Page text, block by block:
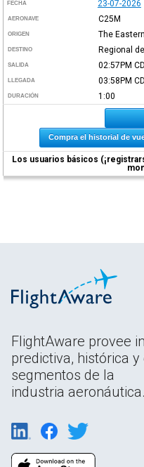
FECHA 23-07-2026
AERONAVE C25M
ORIGEN The
DESTINO Regional
SALIDA 02:57PM
LLEGADA 03:58PM
DURACIÓN 1:00
Compra el historial de
Los usuarios básicos
FlightAware provee
predictiva, histórica
segmentos de la
industria aeronáutica.